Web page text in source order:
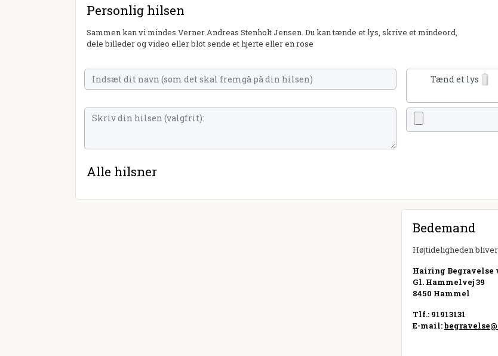
Personlig hilsen
Sammen kan vi mindes Verner Andreas Stenholt Jensen. Du kan tænde et lys, skrive et mindeord,
dele billeder og video eller blot sende et hjerte eller en rose
Tænd et lys
Alle hilsner
Bedemand
Højtideligheden
Hairing Begravelse
Gl. Hammelvej 39
8450 Hammel
Tlf.: 91913131
E-mail: